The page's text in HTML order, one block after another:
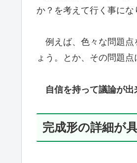
か？を考えて行く事にな
例えば、色々な問題点
ょう。とか、その問題
自信を持って議論が
完成形の詳細が